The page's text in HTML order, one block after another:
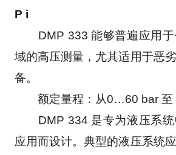
P i
DMP 333 能够普遍应用于
域的高压测量，尤其适用于恶
备。
额定量程：从0…60 bar 至
DMP 334 是专为液压系统
应用而设计。典型的液压系统